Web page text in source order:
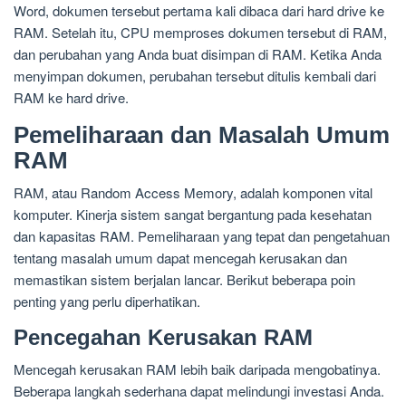
Word, dokumen tersebut pertama kali dibaca dari hard drive ke
RAM. Setelah itu, CPU memproses dokumen tersebut di RAM,
dan perubahan yang Anda buat disimpan di RAM. Ketika Anda
menyimpan dokumen, perubahan tersebut ditulis kembali dari
RAM ke hard drive.
Pemeliharaan dan Masalah Umum
RAM
RAM, atau Random Access Memory, adalah komponen vital
komputer. Kinerja sistem sangat bergantung pada kesehatan
dan kapasitas RAM. Pemeliharaan yang tepat dan pengetahuan
tentang masalah umum dapat mencegah kerusakan dan
memastikan sistem berjalan lancar. Berikut beberapa poin
penting yang perlu diperhatikan.
Pencegahan Kerusakan RAM
Mencegah kerusakan RAM lebih baik daripada mengobatinya.
Beberapa langkah sederhana dapat melindungi investasi Anda.